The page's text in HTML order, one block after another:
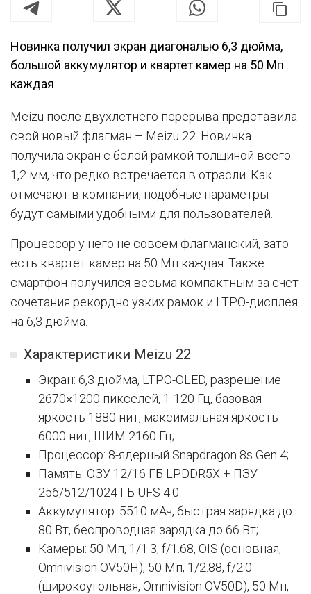
Новинка получил экран диагональю 6,3 дюйма,
большой аккумулятор и квартет камер на 50 Мп
каждая
Meizu после двухлетнего перерыва представила
свой новый флагман – Meizu 22. Новинка
получила экран с белой рамкой толщиной всего
1,2 мм, что редко встречается в отрасли. Как
отмечают в компании, подобные параметры
будут самыми удобными для пользователей.
Процессор у него не совсем флагманский, зато
есть квартет камер на 50 Мп каждая. Также
смартфон получился весьма компактным за счет
сочетания рекордно узких рамок и LTPO-дисплея
на 6,3 дюйма.
Характеристики Meizu 22
Экран: 6,3 дюйма, LTPO-OLED, разрешение
2670×1200 пикселей, 1-120 Гц, базовая
яркость 1880 нит, максимальная яркость
6000 нит, ШИМ 2160 Гц;
Процессор: 8-ядерный Snapdragon 8s Gen 4;
Память: ОЗУ 12/16 ГБ LPDDR5X + ПЗУ
256/512/1024 ГБ UFS 4.0
Аккумулятор: 5510 мАч, быстрая зарядка до
80 Вт, беспроводная зарядка до 66 Вт;
Камеры: 50 Мп, 1/1.3, f/1.68, OIS (основная,
Omnivision OV50H), 50 Мп, 1/2.88, f/2.0
(широкоугольная, Omnivision OV50D), 50 Мп,